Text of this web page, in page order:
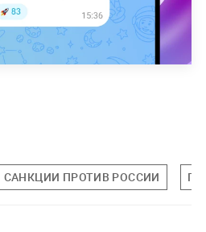
САНКЦИИ ПРОТИВ РОССИИ